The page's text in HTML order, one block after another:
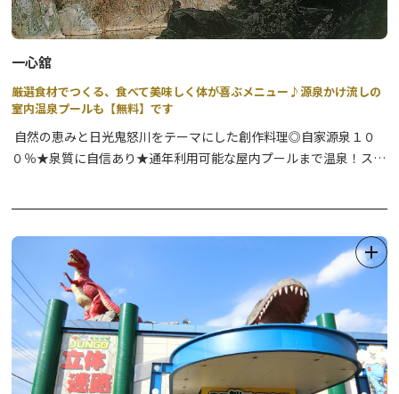
温泉駅」前）
【内容】
・1，000円で5銘柄を試飲いただけます。
※場合によっては欠品がでている場合がございますので、予めご了
承ください。
【注意】
・お酒を提供しますので、年齢確認をさせて頂きます。
一心舘
厳選食材でつくる、食べて美味しく体が喜ぶメニュー♪源泉かけ流しの
室内温泉プールも【無料】です
自然の恵みと日光鬼怒川をテーマにした創作料理◎自家源泉１０
０％★泉質に自信あり★通年利用可能な屋内プールまで温泉！スタ